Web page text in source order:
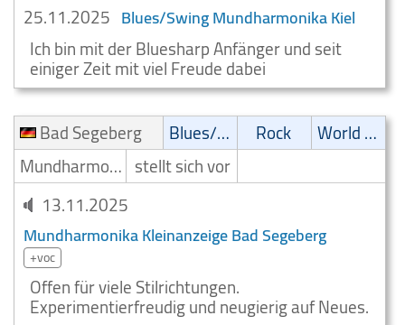
25.11.2025 Blues/Swing Mundharmonika Kiel
Ich bin mit der Bluesharp Anfänger und seit
einiger Zeit mit viel Freude dabei
Bad Segeberg
Blues/Swing Rock
World Music
Mundharmonikaspieler stellt sich vor
13.11.2025
Mundharmonika Kleinanzeige Bad Segeberg
+voc
Offen für viele Stilrichtungen.
Experimentierfreudig und neugierig auf Neues.